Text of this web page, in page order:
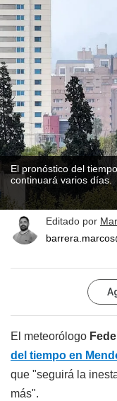
El pronóstico del
continuará varios días.
Editado por
El meteorólogo
del tiempo en
que "seguirá la
más".